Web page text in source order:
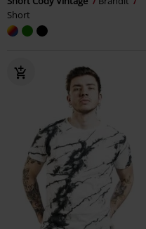
Short